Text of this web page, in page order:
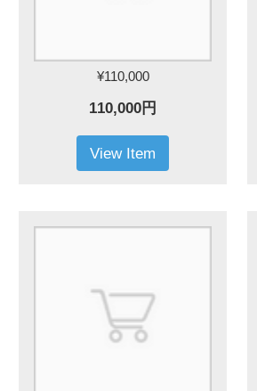
¥110,000
110,000円
View Item